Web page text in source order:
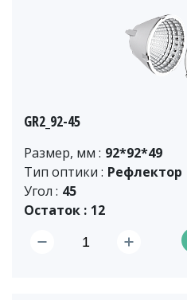
GR2_92-45
Размер, мм : 92*92*49
Тип оптики : Рефлектор
Угол : 45
Остаток : 12